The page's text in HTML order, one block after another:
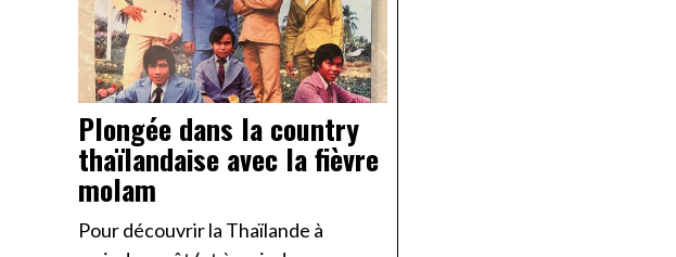
Plongée dans la country
thaïlandaise avec la fièvre
molam
Pour découvrir la Thaïlande à